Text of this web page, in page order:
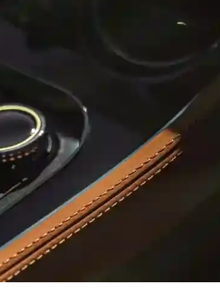
从“卖电视”到“
海信拿下RGB-
全球话语权
8 月 4, 2026